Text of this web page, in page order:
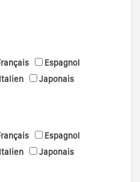
Espagnol
Italien
Japonais
Espagnol
Italien
Japonais